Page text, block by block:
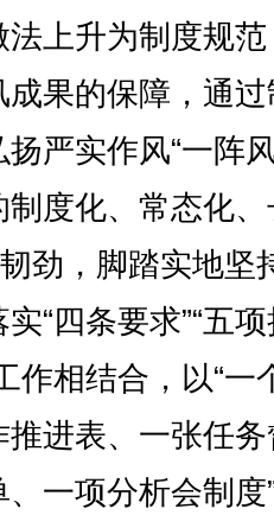
上升为制度规
成果的保障，通
严实作风“一阵
度化、常态化
劲，脚踏实地坚
“四条要求”“五
作相结合，以“一
进表、一张任
一项分析会制度